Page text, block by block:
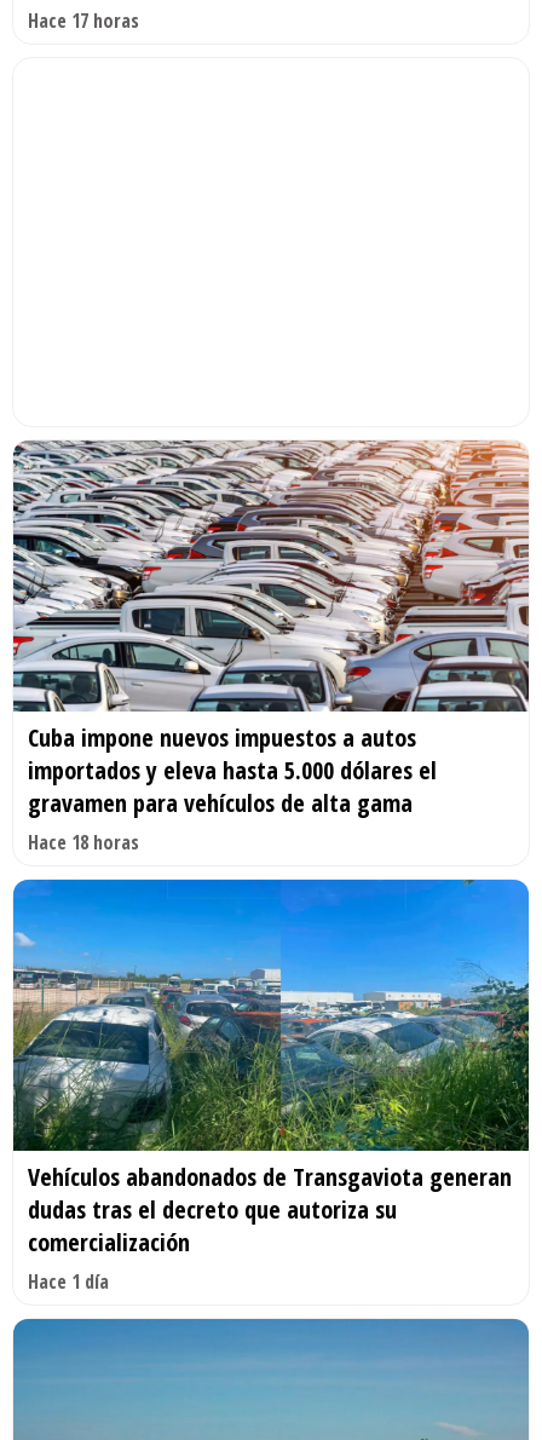
Hace 17 horas
Cuba impone nuevos impuestos a autos
importados y eleva hasta 5.000 dólares el
gravamen para vehículos de alta gama
Hace 18 horas
Vehículos abandonados de Transgaviota generan
dudas tras el decreto que autoriza su
comercialización
Hace 1 día